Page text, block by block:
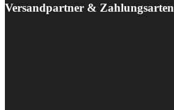
Versandpartner & Zahlungsarten